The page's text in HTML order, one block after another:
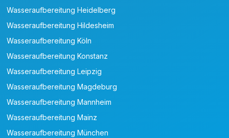
Wasseraufbereitung Heidelberg
Wasseraufbereitung Hildesheim
Wasseraufbereitung Köln
Wasseraufbereitung Konstanz
Wasseraufbereitung Leipzig
Wasseraufbereitung Magdeburg
Wasseraufbereitung Mannheim
Wasseraufbereitung Mainz
Wasseraufbereitung München